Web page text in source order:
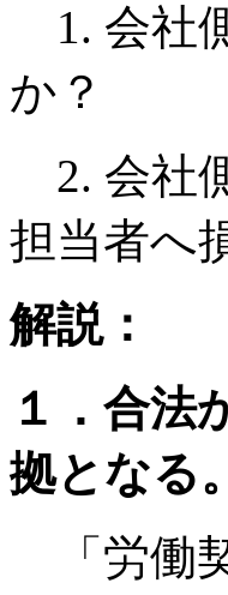
1. 会社
か？
2. 会社
担当者へ
解説：
１．合法
拠となる。
「労